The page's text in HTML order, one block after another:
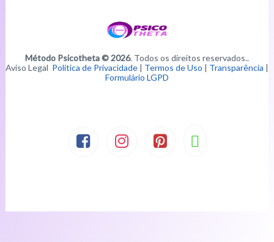
Método Psicotheta © 2026. Todos os direitos reservados..
Aviso Legal Política de Privacidade | Termos de Uso | Transparência |
Formulário LGPD